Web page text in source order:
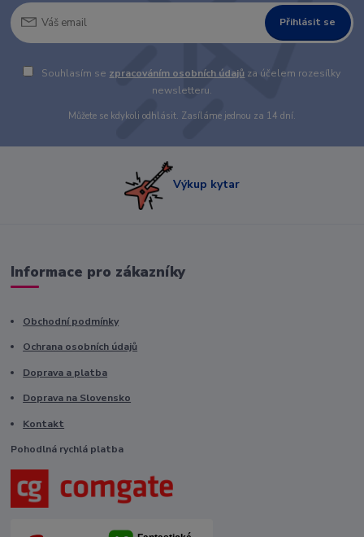
Přihlásit se
Souhlasím se zpracováním osobních údajů za účelem rozesílky
newsletteru.
Můžete se kdykoli odhlásit. Zasíláme jednou za 14 dní.
Výkup kytar
Informace pro zákazníky
Obchodní podmínky
Ochrana osobních údajů
Doprava a platba
Doprava na Slovensko
Kontakt
Pohodlná rychlá platba